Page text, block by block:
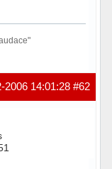
#62
2006 14:01:28